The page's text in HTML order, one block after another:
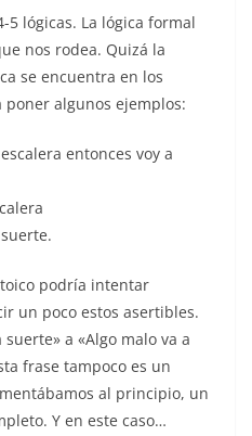
5 lógicas. La lógica formal
nos rodea. Quizá la
se encuentra en los
poner algunos ejemplos:
entonces voy a
podría intentar
un poco estos asertibles.
a «Algo malo va a
frase tampoco es un
al principio, un
Y en este caso…